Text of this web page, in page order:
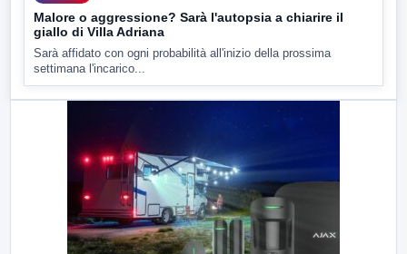
Malore o aggressione? Sarà l'autopsia a chiarire il
giallo di Villa Adriana
Sarà affidato con ogni probabilità all'inizio della prossima
settimana l'incarico...